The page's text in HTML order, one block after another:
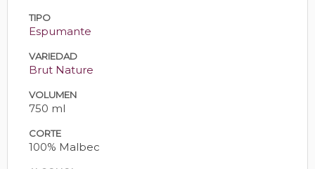
TIPO
Espumante
VARIEDAD
Brut Nature
VOLUMEN
750 ml
CORTE
100% Malbec